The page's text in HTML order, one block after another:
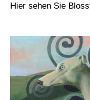
Hier sehen Sie